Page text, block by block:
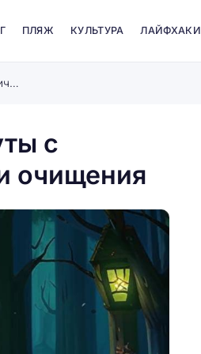
ПЛЯЖ КУЛЬТУРА ЛАЙФХАКИ
Тайные тропы древних шаманов: маршруты с энергетическими порталами и ритуалами очищения
с
очищения